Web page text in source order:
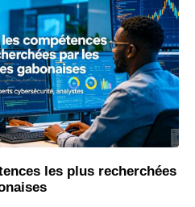
les plus recherchées